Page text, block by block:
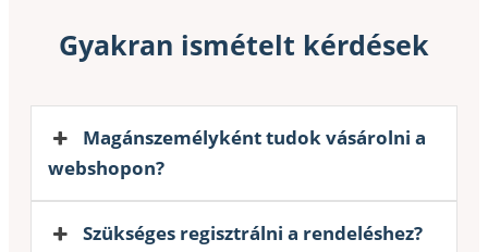
Gyakran ismételt kérdések
Magánszemélyként tudok vásárolni a
webshopon?
Szükséges regisztrálni a rendeléshez?